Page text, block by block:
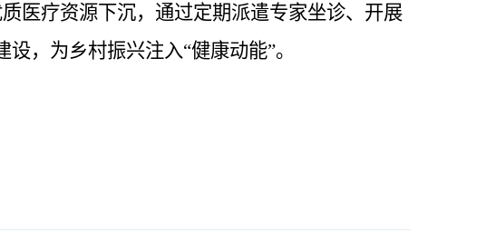
医疗资源下沉，通过定期派遣专家坐诊、开展
设，为乡村振兴注入“健康动能”。